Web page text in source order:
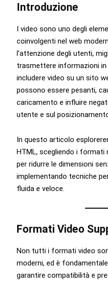
Introduzione
I video sono uno degli
coinvolgenti nel web
l’attenzione degli utenti,
trasmettere informazioni
includere video su un sito
possono essere pesanti,
caricamento e influire
utente e sul
In questo articolo
HTML, scegliendo i formati
per ridurre le dimensioni
implementando tecniche
fluida e veloce.
Formati Video
Non tutti i formati video
moderni, ed è
garantire compatibilità e